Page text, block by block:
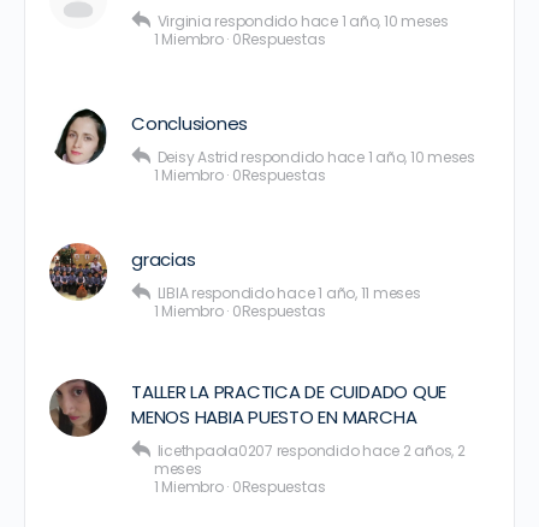
Virginia respondido hace 1 año, 10 meses
1 Miembro· 0Respuestas
Conclusiones
Deisy Astrid respondido hace 1 año, 10 meses
1 Miembro· 0Respuestas
gracias
LIBIA respondidohace 1 año, 11 meses
1 Miembro· 0Respuestas
TALLER LA PRACTICA DE CUIDADO QUE
MENOS HABIA PUESTO EN MARCHA
licethpaola0207 respondidohace 2 años, 2
meses
1 Miembro· 0Respuestas